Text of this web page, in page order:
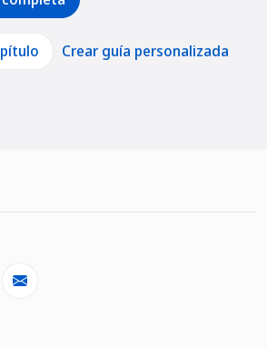
Crear guía personalizada